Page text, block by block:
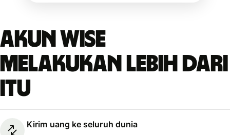
Akun Wise
melakukan lebih dari
itu
Kirim uang ke seluruh dunia